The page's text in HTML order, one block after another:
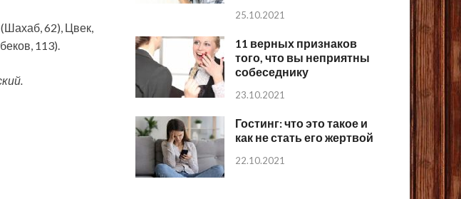
62), Цвек,
113).
25.10.2021
11 верных признаков
того, что вы неприятны
собеседнику
23.10.2021
Гостинг: что это такое и
как не стать его жертвой
22.10.2021